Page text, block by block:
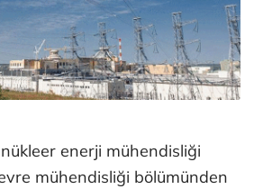
enerji mühendisliği
mühendisliği bölümünden